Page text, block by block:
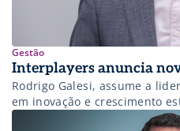
Gestão
Interplayers anuncia
Rodrigo Galesi, assume a
em inovação e crescimento